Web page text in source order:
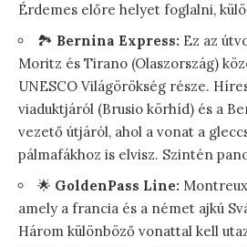
Érdemes előre helyet foglalni,
🏞️ Bernina Express: Ez az
Moritz és Tirano (Olaszország)
UNESCO Világörökség része.
viaduktjáról (Brusio körhíd) és a
vezető útjáról, ahol a vonat a
pálmafákhoz is elvisz. Szintén
🌟 GoldenPass Line:
amely a francia és a német ajkú
Három különböző vonattal kell